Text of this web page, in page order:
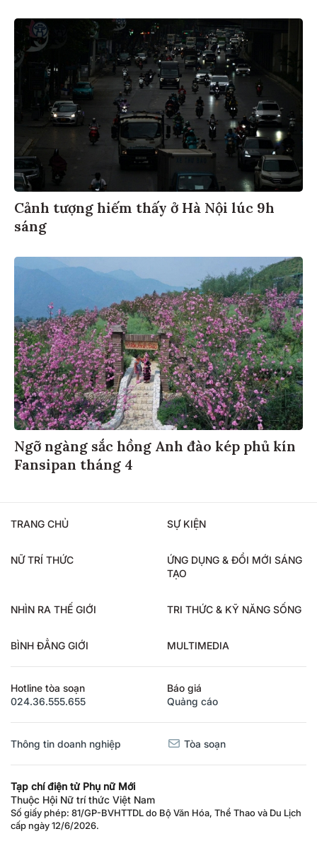
Cảnh tượng hiếm thấy ở Hà Nội lúc 9h
sáng
Ngỡ ngàng sắc hồng Anh đào kép phủ kín
Fansipan tháng 4
TRANG CHỦ SỰ KIỆN
NỮ TRÍ THỨC
ỨNG DỤNG & ĐỔI MỚI SÁNG
TẠO
NHÌN RA THẾ GIỚI TRI THỨC & KỸ NĂNG SỐNG
BÌNH ĐẲNG GIỚI MULTIMEDIA
Hotline tòa soạn
024.36.555.655
Báo giá
Quảng cáo
Thông tin doanh nghiệp Tòa soạn
Tạp chí điện tử Phụ nữ Mới
Thuộc Hội Nữ trí thức Việt Nam
Số giấy phép: 81/GP-BVHTTDL do Bộ Văn Hóa, Thể Thao và Du Lịch
cấp ngày 12/6/2026.